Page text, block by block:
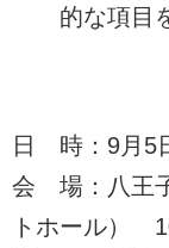
的な項目
日 時：9月5
会 場：八王
トホール）